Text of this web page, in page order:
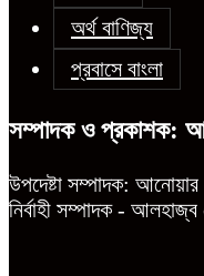
অর্থ বাণিজ্য
প্রবাসে বাংলা
সম্পাদক ও প্রকাশক:
উপদেষ্টা সম্পাদক:
নির্বাহী সম্পাদক -